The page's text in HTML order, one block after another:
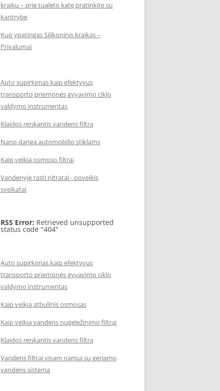
kraiku – prie tualeto katę pratinkite su
kantrybe
Kuo ypatingas Silikoninis kraikas –
Privalumai
Auto supirkimas kaip efektyvus
transporto priemonės gyvavimo ciklo
valdymo instrumentas
Klaidos renkantis vandens filtrą
Nano danga automobilio stiklams
Kaip veikia osmoso filtrai
Vandenyje rasti nitratai - poveikis
sveikatai
RSS Error: Retrieved unsupported
status code "404"
Auto supirkimas kaip efektyvus
transporto priemonės gyvavimo ciklo
valdymo instrumentas
Kaip veikia atbulinis osmosas
Kaip veikia vandens nugeležinimo filtrai
Klaidos renkantis vandens filtrą
Vandens filtrai visam namui su geriamo
vandens sistema